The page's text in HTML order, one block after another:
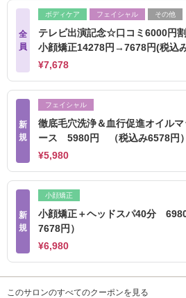
全
員
ボディケア フェイシャル その他
テレビ出演記念☆口コミ6000円
小顔矯正14278円→7678円(税込
¥7,678
新
規
フェイシャル
徹底毛穴洗浄＆血行促進オイルマ
ース 5980円 （税込み6578円）
¥5,980
新
規
小顔矯正
小顔矯正＋ヘッドスパ40分
7678円）
¥6,980
このサロンのすべてのクーポンを見る